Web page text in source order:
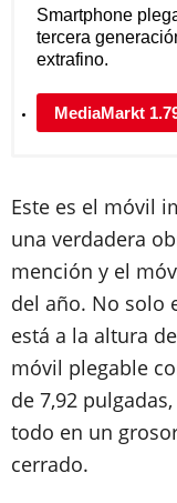
MediaMarkt
Smartphone
tercera
extrafino.
Este es el móvil
una verdadera
mención y el
del año. No solo
está a la altura
móvil plegable
de 7,92
todo en un
cerrado.